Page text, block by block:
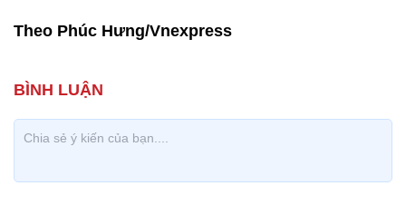
Theo Phúc Hưng/Vnexpress